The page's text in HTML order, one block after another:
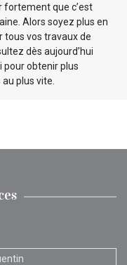
fortement que c’est
Alors soyez plus en
tous vos travaux de
dès aujourd’hui
pour obtenir plus
plus vite.